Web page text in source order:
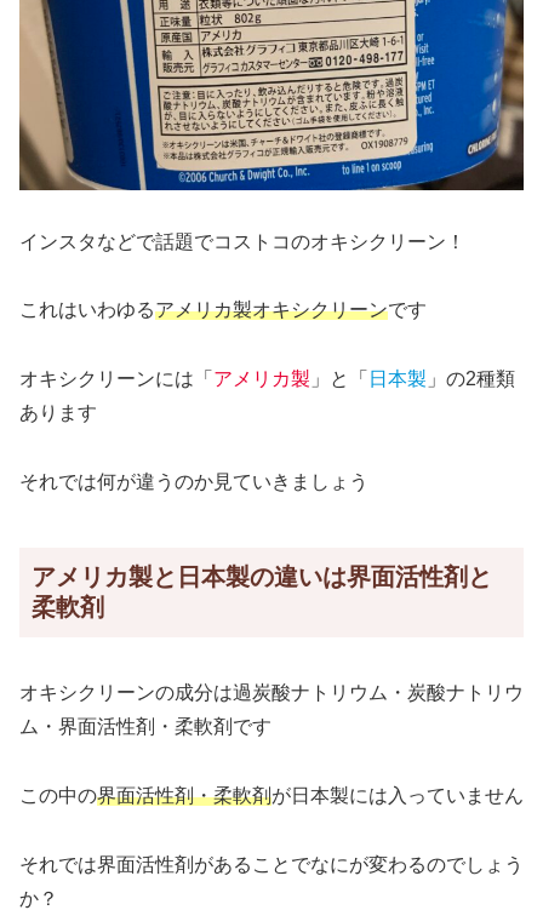
インスタなどで話題でコストコのオキシクリーン！
これはいわゆるアメリカ製オキシクリーンです
オキシクリーンには「 アメリカ製 」と「 日本製 」の2種類
あります
それでは何が違うのか見ていきましょう
アメリカ製と日本製の違いは界面活性剤と
柔軟剤
オキシクリーンの成分は過炭酸ナトリウム・炭酸ナトリウ
ム・界面活性剤・柔軟剤です
この中の界面活性剤・柔軟剤が日本製には入っていません
それでは界面活性剤があることでなにが変わるのでしょう
か？